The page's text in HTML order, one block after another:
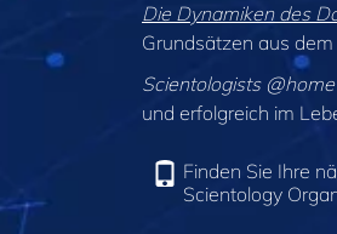
Die Dynamiken des
Grundsätzen aus dem
Scientologists @home
und erfolgreich im
Finden Sie Ihre
Scientology